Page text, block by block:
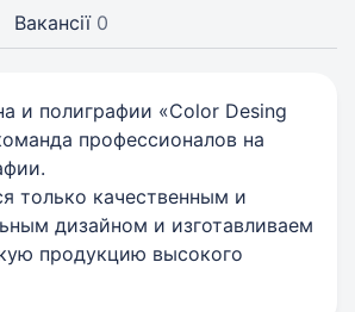
Вакансії 0
и полиграфии «Color Desing
профессионалов на
только качественным и
дизайном и изготавливаем
продукцию высокого